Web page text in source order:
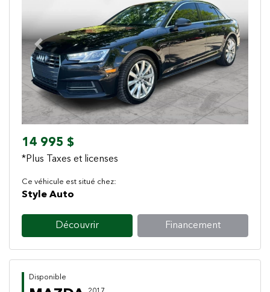
Previous Next
14 995 $
*Plus Taxes et licenses
Ce véhicule est situé chez:
Style Auto
Découvrir Financement
Disponible